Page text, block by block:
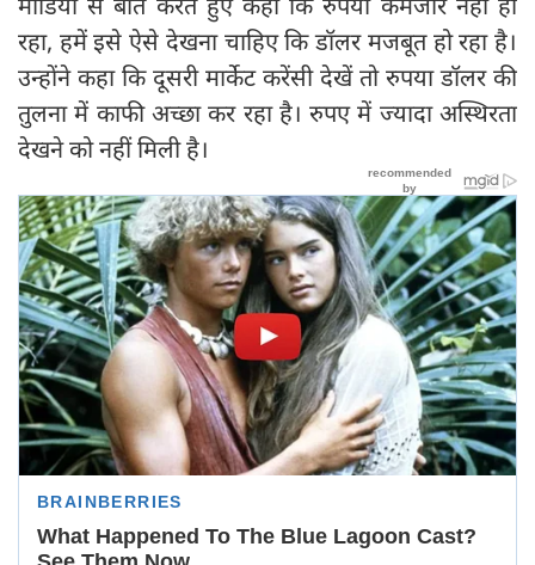
रहा, हमें इसे ऐसे देखना चाहिए कि डॉलर मजबूत हो रहा है।
उन्होंने कहा कि दूसरी मार्केट करेंसी देखें तो रुपया डॉलर की
तुलना में काफी अच्छा कर रहा है। रुपए में ज्यादा अस्थिरता
देखने को नहीं मिली है।